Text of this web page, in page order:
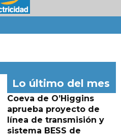
Lo último del mes
Coeva de O’Higgins
aprueba proyecto de
línea de transmisión y
sistema BESS de